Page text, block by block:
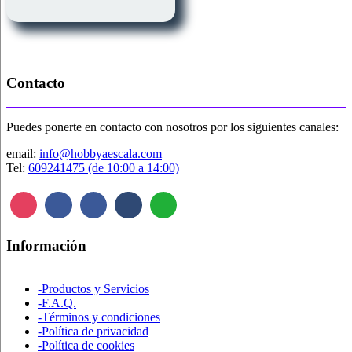
Contacto
Puedes ponerte en contacto con nosotros por los siguientes canales:
email: info@hobbyaescala.com
Tel: 609241475 (de 10:00 a 14:00)
Información
-Productos y Servicios
-F.A.Q.
-Términos y condiciones
-Política de privacidad
-Política de cookies